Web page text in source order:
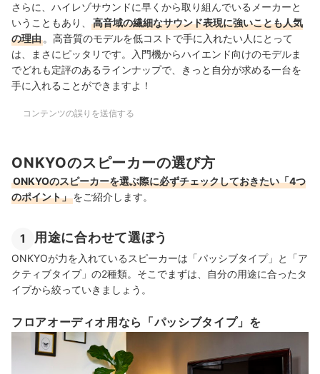
さらに、ハイレゾサウンドに早くから取り組んでいるメーカーと
いうこともあり、
高音域の繊細なサウンド表現に強いことも人気
の理由 。高音質のモデルを低コストで手に入れたい人にとって
は、まさにピッタリです。入門機からハイエンド向けのモデルま
でどれも定評のあるラインナップで、きっと自分が求める一台を
手に入れることができますよ！
コンテンツの誤りを送信する
ONKYOのスピーカーの選び方
ONKYOのスピーカーを選ぶ際に必ずチェックしておきたい「4つ
のポイント」をご紹介します。
1 用途に合わせて選ぼう
ONKYOが力を入れているスピーカーは「パッシブタイプ」と「ア
クティブタイプ」の2種類。そこでまずは、自分の用途に合ったタ
イプから絞っていきましょう。
フロアオーディオ用なら「パッシブタイプ」を